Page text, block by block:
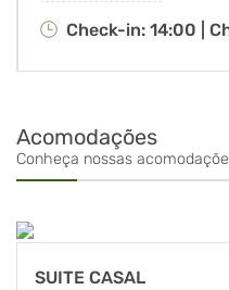
isso pertinho dos
da cidade.
Check-in: 14:00 |
Acomodações
Conheça nossas
SUITE CASAL